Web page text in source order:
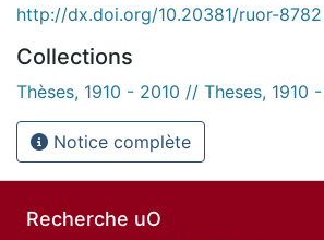
http://dx.doi.org/10.20381/ruor-8782
Collections
Thèses, 1910 - 2010 // Theses, 1910
Notice complète
Recherche uO